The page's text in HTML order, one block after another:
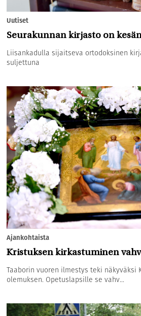
Uutiset
Seurakunnan kirjasto on
Liisankadulla sijaitseva ortodoksinen
suljettuna
Ajankohtaista
Kristuksen kirkastuminen
Taaborin vuoren ilmestys teki näkyväksi
olemuksen. Opetuslapsille se vahv...